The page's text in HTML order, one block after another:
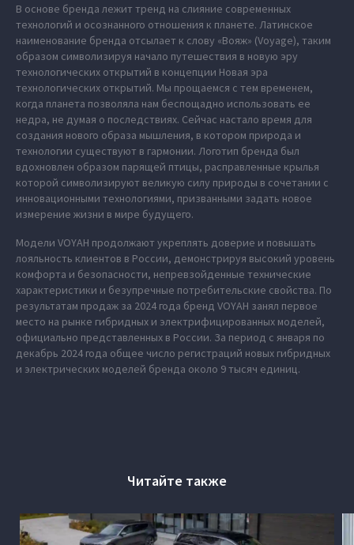
В основе бренда лежит тренд на слияние современных
технологий и осознанного отношения к планете. Латинское
наименование бренда отсылает к слову «Вояж» (Voyage), таким
образом символизируя начало путешествия в новую эру
технологических открытий в концепции Новая эра
технологических открытий. Мы прощаемся с тем временем,
когда планета позволяла нам беспощадно использовать ее
недра, не думая о последствиях. Сейчас настало время для
создания нового образа мышления, в котором природа и
технологии существуют в гармонии. Логотип бренда был
вдохновлен образом парящей птицы, расправленные крылья
которой символизируют великую силу природы в сочетании с
инновационными технологиями, призванными задать новое
измерение жизни в мире будущего.
Модели VOYAH продолжают укреплять доверие и повышать
лояльность клиентов в России, демонстрируя высокий уровень
комфорта и безопасности, непревзойденные технические
характеристики и безупречные потребительские свойства. По
результатам продаж за 2024 года бренд VOYAH занял первое
место на рынке гибридных и электрифицированных моделей,
официально представленных в России. За период с января по
декабрь 2024 года общее число регистраций новых гибридных
и электрических моделей бренда около 9 тысяч единиц.
Читайте также